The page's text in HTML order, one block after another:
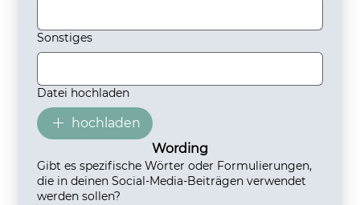
Sonstiges
Datei hochladen
hochladen
Wording
Gibt es spezifische Wörter oder Formulierungen,
die in deinen Social-Media-Beiträgen verwendet
werden sollen?